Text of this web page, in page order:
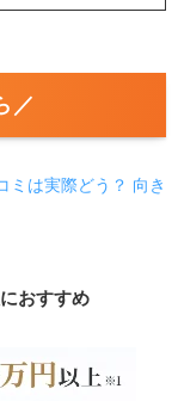
／
ミは実際どう？ 向き
おすすめ